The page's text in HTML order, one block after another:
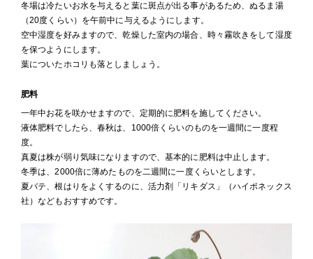
冬場は冷たいお水を与えると葉に斑点が出る事があるため、ぬるま湯
（20度くらい）を午前中に与えるようにします。
空中湿度を好みますので、乾燥した室内の場合、時々霧吹きをして湿度
を保つようにします。
葉についたホコリも落としましょう。
肥料
一年中お花を咲かせますので、定期的に肥料を施してください。
液体肥料でしたら、春秋は、1000倍くらいのものを一週間に一度程
度。
真夏は株が弱り気味になりますので、基本的に肥料は中止します。
冬季は、2000倍に薄めたものを二週間に一度くらいとします。
夏バテ、根はりをよくするのに、活力剤「リキダス」（ハイポネックス
社）などもおすすめです。